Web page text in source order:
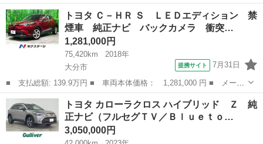
名： トヨタ ■ 車種名： ポルテ ■ グレード名： １３０ｉ Ｃ
パッケージ ＨＩＤセレクション ■ 排気量： 1300cc ■ ドア枚
数： 3...
鹿児島 霧島市 ポルテ
トヨタ Ｃ－ＨＲ Ｓ ＬＥＤエディション 禁
煙車 純正ナビ バックカメラ 衝突…
1,281,000円
75,420km
2018年
大分市
提携サイト 7月31日
■ 支払総額: 139.9万円 ■ 車両本体価格： 1,281,000 円 ■ メーカ
ー名： トヨタ ■ 車種名： Ｃ－ＨＲ ■ グレード名： Ｓ ＬＥ
Ｄエディション 禁煙車 純正ナビ バックカメラ 衝突軽減装置
レーダー...
大分 大分市 トヨタ
トヨタ カローラクロス ハイブリッド Ｚ 純
正ナビ（フルセグＴＶ／Ｂｌｕｅｔｏ…
3,050,000円